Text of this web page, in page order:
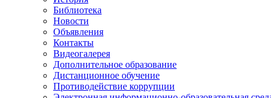
Библиотека
Новости
Объявления
Контакты
Видеогалерея
Дополнительное образование
Дистанционное обучение
Противодействие коррупции